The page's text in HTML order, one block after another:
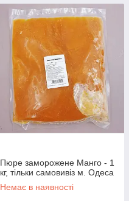
Пюре заморожене Манго - 1
кг, тільки самовивіз м. Одеса
Немає в наявності